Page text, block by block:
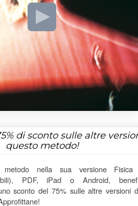
di sconto sulle altre
questo metodo!
metodo nella sua versione Fisica
PDF, iPad o Android,
sconto del 75% sulle altre versioni